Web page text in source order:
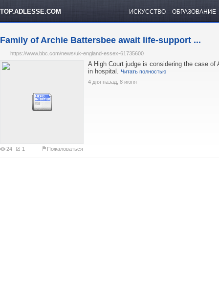
TOP.ADLESSE.COM ИСКУССТВО ОБРАЗОВАНИЕ
Family of Archie Battersbee await life-support ...
https://www.bbc.com/news/uk-england-essex-61735600
24 1 Пожаловаться
A High Court judge is considering the case
in hospital. Читать полностью
4 дня назад, 8 июня